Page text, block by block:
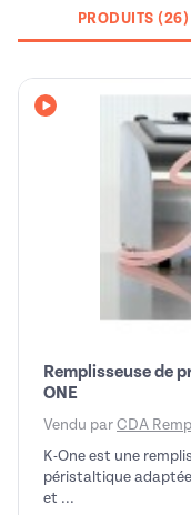
PRODUITS (26)
Avec vidéo
Remplisseuse de
ONE
Vendu par CDA
K-One est une
péristaltique
et ...